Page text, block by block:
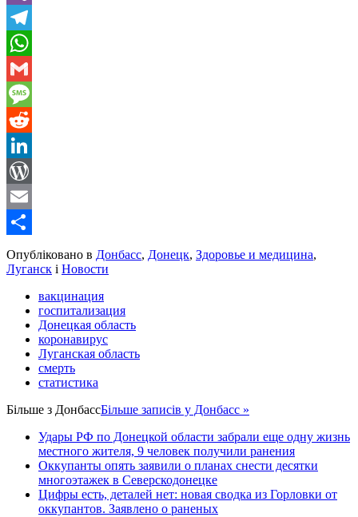
Viber
Telegram
WhatsApp
Gmail
Message
Reddit
LinkedIn
WordPress
Email
Share
Опубліковано в Донбасс, Донецк, Здоровье и медицина,
Луганск і Новости
вакцинация
госпитализация
Донецкая область
коронавирус
Луганская область
смерть
статистика
Більше з ДонбассБільше записів у Донбасс »
Удары РФ по Донецкой области забрали еще одну жизнь
местного жителя, 9 человек получили ранения
Оккупанты опять заявили о планах снести десятки
многоэтажек в Северскодонецке
Цифры есть, деталей нет: новая сводка из Горловки от
оккупантов. Заявлено о раненых